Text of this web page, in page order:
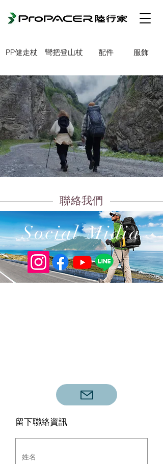
PP健走杖 服飾
配件
彎把登山杖
聯絡我們
Social Midia
​留下聯絡資訊